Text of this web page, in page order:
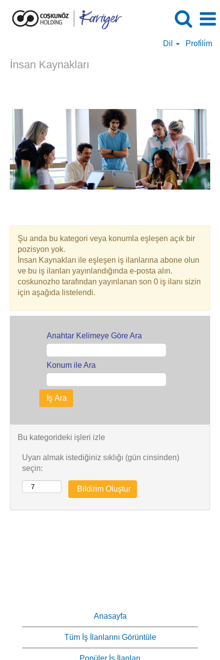
Dil Profi̇li̇m
İnsan Kaynakları
Şu anda bu kategori veya konumla eşleşen açık bir
pozisyon yok.
İnsan Kaynakları ile eşleşen iş ilanlarına abone olun
ve bu iş ilanları yayınlandığında e-posta alın.
coskunozho tarafından yayınlanan son 0 iş ilanı sizin
için aşağıda listelendi.
Anahtar Kelimeye Göre Ara
Konum ile Ara
Bu kategorideki işleri izle
Uyarı almak istediğiniz sıklığı (gün cinsinden)
seçin:
Anasayfa
Tüm İş İlanlarını Görüntüle
Popüler İş İlanları